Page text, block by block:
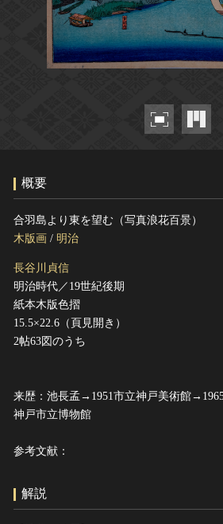
作品一覧
カテゴリで見る
世界遺産と無形文化遺産
動画で見る無形の文化財
博物館
文化庁
今月の
ヘルプ
サイト
文化遺産データベース
国指定文化財等データベース
概要
合羽島より東を望む（写真浪花百景）
木版画 / 明治
長谷川貞信
明治時代／19世紀後期
紙本木版色摺
15.5×22.6（頁見開き）
2帖63図のうち
来歴：池長孟→1951市立神戸美術館
神戸市立博物館
参考文献：
解説